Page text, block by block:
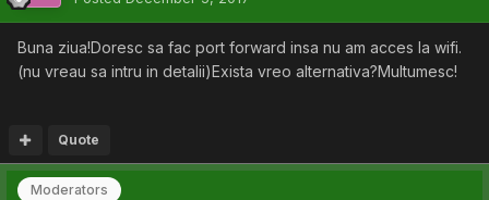
Buna ziua!Doresc sa fac port forward insa nu am acces la wifi.
(nu vreau sa intru in detalii)Exista vreo alternativa?Multumesc!
Quote
Moderators